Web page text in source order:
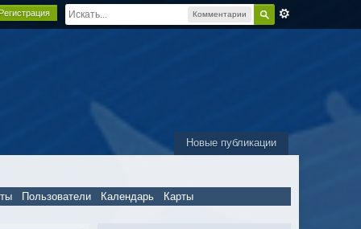
Комментарии
Новые публикации
Пользователи Календарь Карты